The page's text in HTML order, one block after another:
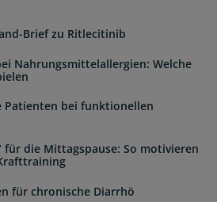
Brief zu Ritlecitinib
Nahrungsmittelallergien: Welche
Patienten bei funktionellen
für die Mittagspause: So motivieren
für chronische Diarrhö